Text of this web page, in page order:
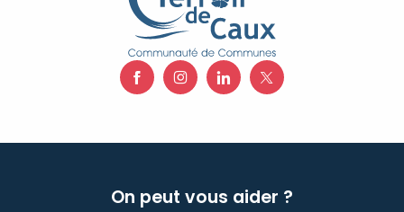
On peut vous aider ?